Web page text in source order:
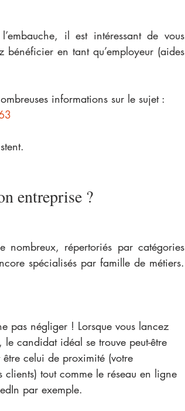
il est intéressant de vous
en tant qu’employeur (aides
informations sur le sujet :
entreprise ?
nombreux, répertoriés par catégories
spécialisés par famille de métiers.
pas négliger ! Lorsque vous lancez
candidat idéal se trouve peut-être
celui de proximité (votre
tout comme le réseau en ligne
par exemple.